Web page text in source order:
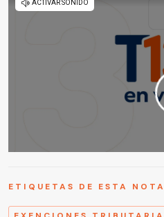
ETIQUETAS DE ESTA NOTA